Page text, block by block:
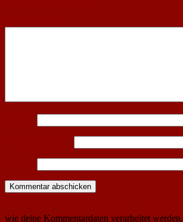
wie deine Kommentardaten verarbeitet werden.